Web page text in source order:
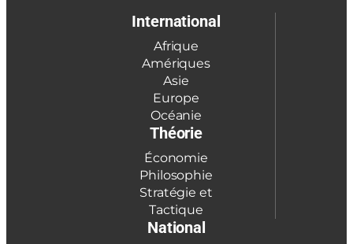
International
Afrique
Amériques
Asie
Europe
Océanie
Théorie
Économie
Philosophie
Stratégie et
Tactique
National